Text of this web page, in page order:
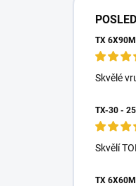
Skvělé
Skvělí